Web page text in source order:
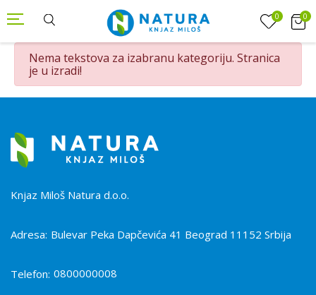
0 0
Nema tekstova za izabranu kategoriju. Stranica
je u izradi!
Knjaz Miloš Natura d.o.o.
Adresa: Bulevar Peka Dapčevića 41 Beograd 11152 Srbija
Telefon: 0800000008